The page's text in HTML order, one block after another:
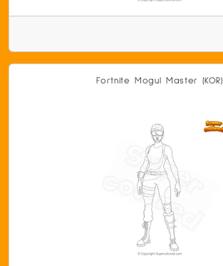
Fortnite Mogul Master (KOR)